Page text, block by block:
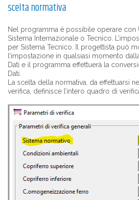
scelta normativa
Nel programma è possibile operare con
Sistema Internazionale o Tecnico.
per Sistema Tecnico. Il progettista può
l’impostazione in qualsiasi momento
Dati e il programma effettuerà la
Dati.
La scelta della normativa, da effettuarsi
verifica, definisce l’intero quadro di